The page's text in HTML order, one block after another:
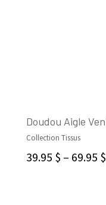
Doudou Aigle
Collection Tissus
39.95 $ – 69.95 $